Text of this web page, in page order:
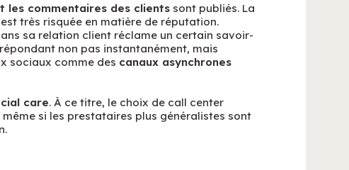
les commentaires des clientssont publiés. La
très risquée en matière de réputation.
sa relation client réclame un certain savoir-
non pas instantanément, mais
sociaux comme des canaux asynchrones
care. À ce titre, le choix de call center
si les prestataires plus généralistes sont